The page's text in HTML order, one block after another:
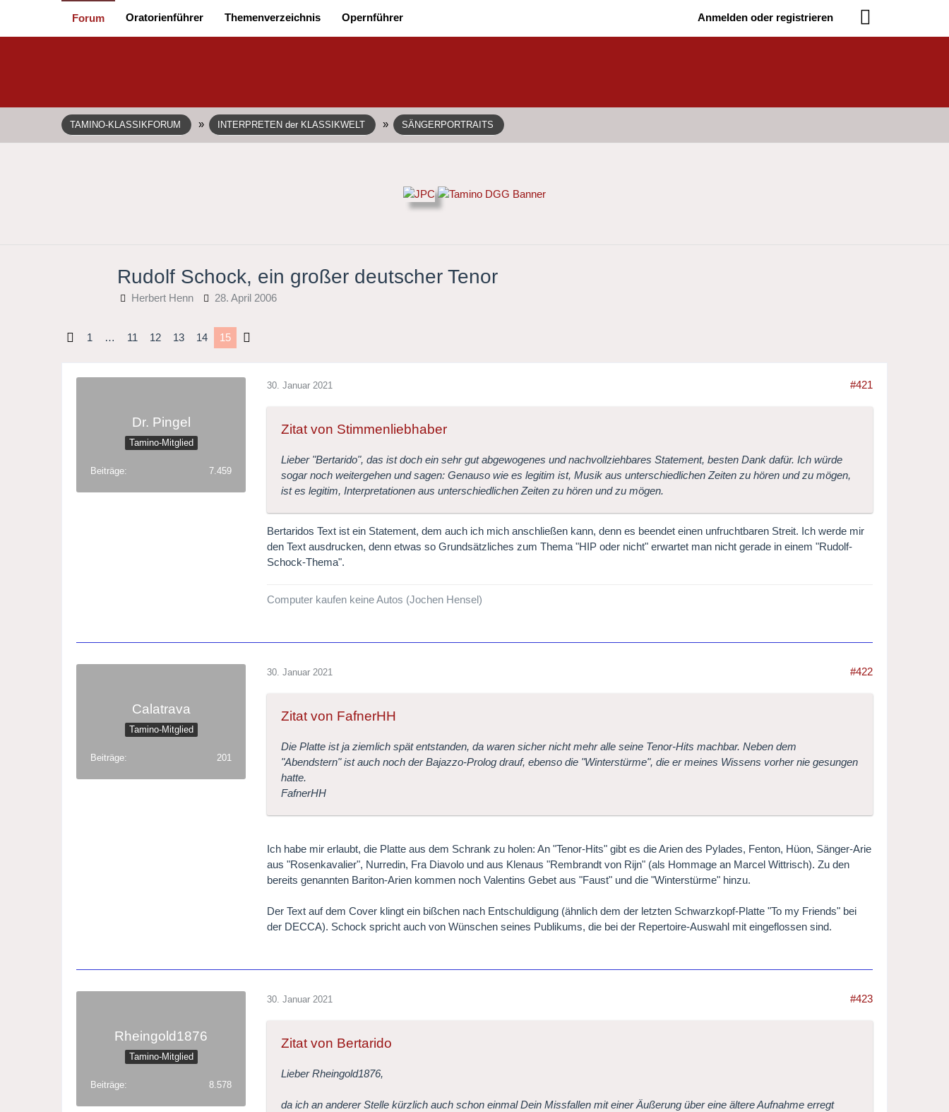
Forum Oratorienführer Themenverzeichnis Opernführer Anmelden oder registrieren
TAMINO-KLASSIKFORUM » INTERPRETEN der KLASSIKWELT » SÄNGERPORTRAITS
Rudolf Schock, ein großer deutscher Tenor
Herbert Henn 28. April 2006
1 … 11 12 13 14 15
Dr. Pingel
Tamino-Mitglied
Beiträge 7.459
30. Januar 2021 #421
Zitat von Stimmenliebhaber
Lieber "Bertarido", das ist doch ein sehr gut abgewogenes und nachvollziehbares Statement, besten Dank dafür. Ich würde
sogar noch weitergehen und sagen: Genauso wie es legitim ist, Musik aus unterschiedlichen Zeiten zu hören und zu mögen,
ist es legitim, Interpretationen aus unterschiedlichen Zeiten zu hören und zu mögen.
Bertaridos Text ist ein Statement, dem auch ich mich anschließen kann, denn es beendet einen unfruchtbaren Streit. Ich werde mir
den Text ausdrucken, denn etwas so Grundsätzliches zum Thema "HIP oder nicht" erwartet man nicht gerade in einem "Rudolf-
Schock-Thema".
Computer kaufen keine Autos (Jochen Hensel)
Calatrava
Tamino-Mitglied
Beiträge 201
30. Januar 2021 #422
Zitat von FafnerHH
Die Platte ist ja ziemlich spät entstanden, da waren sicher nicht mehr alle seine Tenor-Hits machbar. Neben dem
"Abendstern" ist auch noch der Bajazzo-Prolog drauf, ebenso die "Winterstürme", die er meines Wissens vorher nie gesungen
hatte.
FafnerHH
Ich habe mir erlaubt, die Platte aus dem Schrank zu holen: An "Tenor-Hits" gibt es die Arien des Pylades, Fenton, Hüon, Sänger-Arie
aus "Rosenkavalier", Nurredin, Fra Diavolo und aus Klenaus "Rembrandt von Rijn" (als Hommage an Marcel Wittrisch). Zu den
bereits genannten Bariton-Arien kommen noch Valentins Gebet aus "Faust" und die "Winterstürme" hinzu.
Der Text auf dem Cover klingt ein bißchen nach Entschuldigung (ähnlich dem der letzten Schwarzkopf-Platte "To my Friends" bei
der DECCA). Schock spricht auch von Wünschen seines Publikums, die bei der Repertoire-Auswahl mit eingeflossen sind.
Rheingold1876
Tamino-Mitglied
Beiträge 8.578
30. Januar 2021 #423
Zitat von Bertarido
Lieber Rheingold1876,
da ich an anderer Stelle kürzlich auch schon einmal Dein Missfallen mit einer Äußerung über eine ältere Aufnahme erregt